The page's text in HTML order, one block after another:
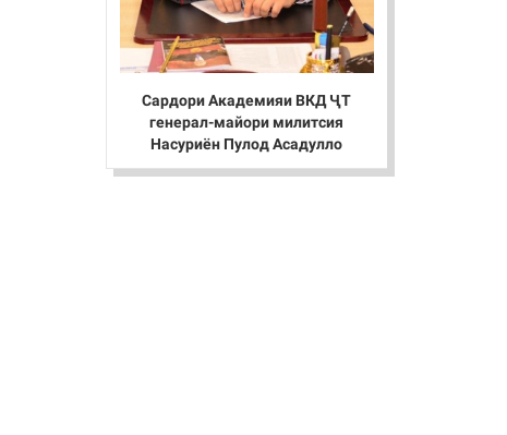
Сардори Академияи ВКД ҶТ
генерал-майори милитсия
Насуриён Пулод Асадулло